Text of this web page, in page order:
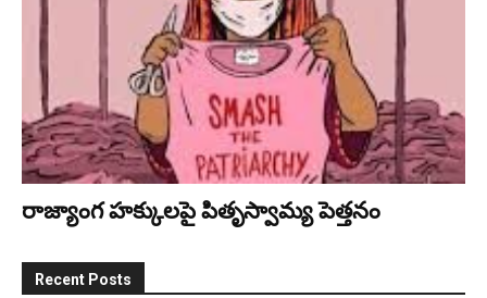
రాజ్యాంగ హక్కులపై పితృస్వామ్య పెత్తనం
Recent Posts